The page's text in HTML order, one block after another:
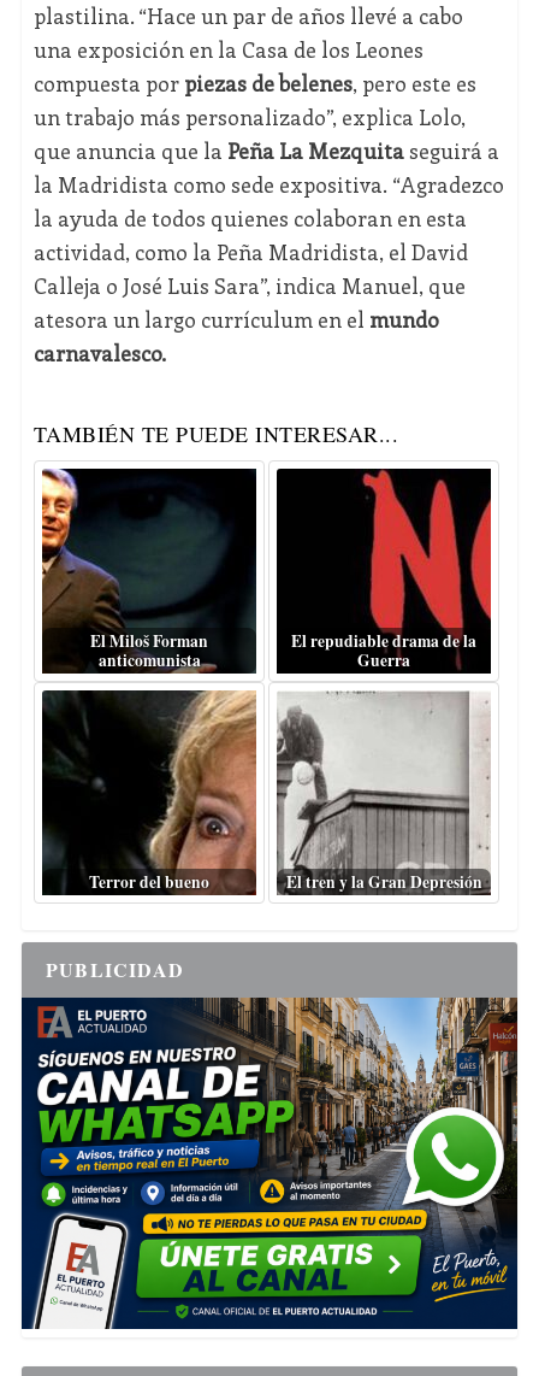
plastilina. “Hace un par de años llevé a cabo
una exposición en la Casa de los Leones
compuesta por piezas de belenes, pero este es
un trabajo más personalizado”, explica Lolo,
que anuncia que la Peña La Mezquitaseguirá a
la Madridista como sede expositiva. “Agradezco
la ayuda de todos quienes colaboran en esta
actividad, como la Peña Madridista, el David
Calleja o José Luis Sara”, indica Manuel, que
atesora un largo currículum en el mundo
carnavalesco.
TAMBIÉN TE PUEDE INTERESAR...
El Miloš Forman
anticomunista
El repudiable drama de la
Guerra
Terror del bueno El tren y la Gran Depresión
PUBLICIDAD